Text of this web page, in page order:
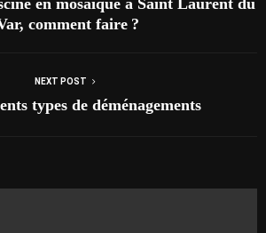
en mosaïque à Saint Laurent du
comment faire ?
NEXT POST
types de déménagements